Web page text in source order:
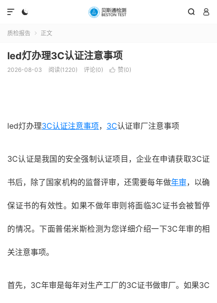
  

质检报告  正文
led灯办理3C认证注意事项
2026-08-03 阅读(1220) 评论(0)  赞(0)
led灯办理3C认证注意事项， 3C认证审厂注意事项
3C认证是我国的安全强制认证项目，企业在申请获取3C证
书后，除了国家机构的监督评审，还需要每年做年审，以确
保证书的有效性。如果不做年审则将面临3C证书会被暂停
的情况。下面普偌米斯检测为您详细介绍一下3C年审的相
关注意事项。
首先，3C年审是每年对生产工厂的3C证书做审厂。如果3C